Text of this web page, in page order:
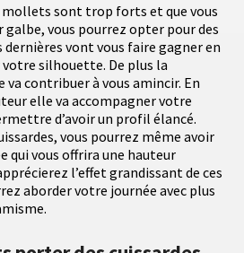
mollets sont trop forts et que vous
vous pourrez opter pour des
dernières vont vous faire gagner en
silhouette. De plus la
va contribuer à vous amincir. En
elle va accompagner votre
d’avoir un profil élancé.
vous pourrez même avoir
qui vous offrira une hauteur
l’effet grandissant de ces
aborder votre journée avec plus